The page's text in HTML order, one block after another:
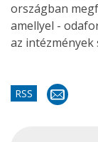
országban
amellyel -
az
RSS